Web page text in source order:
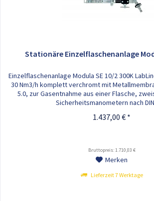
Stationäre Einzelflaschenanlage
Einzelflaschenanlage Modula SE 10/2 300K
30 Nm3/h komplett verchromt mit
5.0, zur Gasentnahme aus einer Flasche,
Sicherheitsmanometern nach DIN
1.437,00 € *
Bruttopreis: 1.710,03 €
Merken
Lieferzeit 7 Werktage